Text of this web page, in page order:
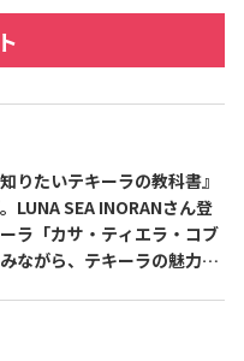
How to Drink Tequila
りたいテキーラの教科書』
LUNA SEA INORANさん登
ラ「カサ・ティエラ・コブ
ながら、テキーラの魅力を
キーラの教科書』発売記念